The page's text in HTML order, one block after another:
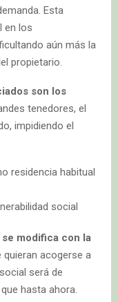
Esta
en los
aún más la
propietario.
son los
tenedores, el
impidiendo el
residencia habitual
social
modifica con la
acogerse a
será de
hasta ahora.